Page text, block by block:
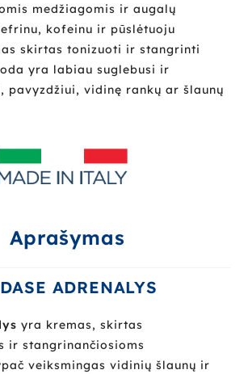
medžiagomis ir augalų
kofeinu ir pūslėtuoju
skirtas tonizuoti ir stangrinti
yra labiau suglebusi ir
pavyzdžiui, vidinę rankų ar šlaunų
Aprašymas
ADRENALYS
yra kremas, skirtas
ir stangrinančiosioms
veiksmingas vidinių šlaunų ir